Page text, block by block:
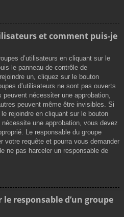
et comment puis-je
d’utilisateurs en cliquant sur le
le panneau de contrôle de
un, cliquez sur le bouton
d’utilisateurs ne sont pas ouverts
nécessiter une approbation,
peuvent même être invisibles. Si
rejoindre en cliquant sur le bouton
une approbation, vous devez
Le responsable du groupe
votre requête et pourra vous demander
ne pas harceler un responsable de
responsable d’un groupe